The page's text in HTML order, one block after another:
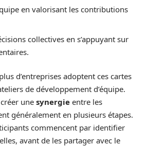
en valorisant les contributions
collectives en s’appuyant sur
d’entreprises adoptent ces cartes
de développement d’équipe.
une synergie entre les
généralement en plusieurs étapes.
commencent par identifier
avant de les partager avec le